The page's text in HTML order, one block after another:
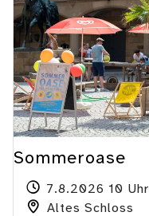
Sommeroase
7.8.2026 10 Uhr
Altes Schloss